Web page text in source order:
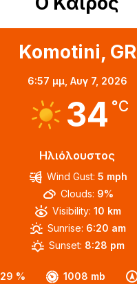
Komotini, GR
6:57 μμ, Αυγ 7, 2026
34 °C
Ηλιόλουστος
29 % 1008 mb
Wind Gust: 5 mph
Clouds: 9%
Visibility: 10 km
Sunrise: 6:20 am
Sunset: 8:28 pm